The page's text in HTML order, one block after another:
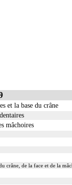
et la base du crâne
mâchoires
crâne, de la face et de la